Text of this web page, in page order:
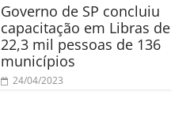
Governo de SP concluiu
capacitação em Libras de
22,3 mil pessoas de 136
municípios
24/04/2023